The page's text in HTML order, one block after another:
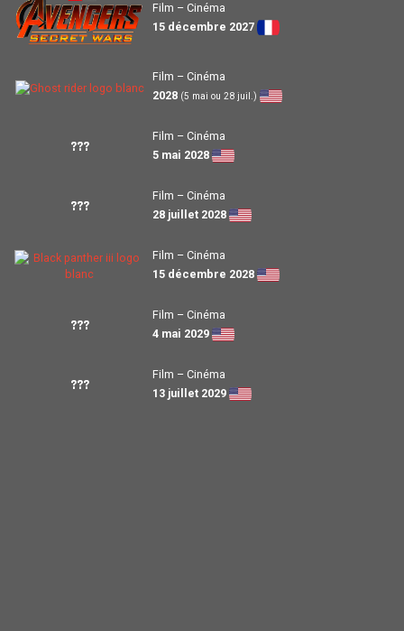
Film – Cinéma
15 décembre 2027
Film – Cinéma
2028 (5 mai ou 28 juil.)
???
Film – Cinéma
5 mai 2028
???
Film – Cinéma
28 juillet 2028
Film – Cinéma
15 décembre 2028
???
Film – Cinéma
4 mai 2029
???
Film – Cinéma
13 juillet 2029